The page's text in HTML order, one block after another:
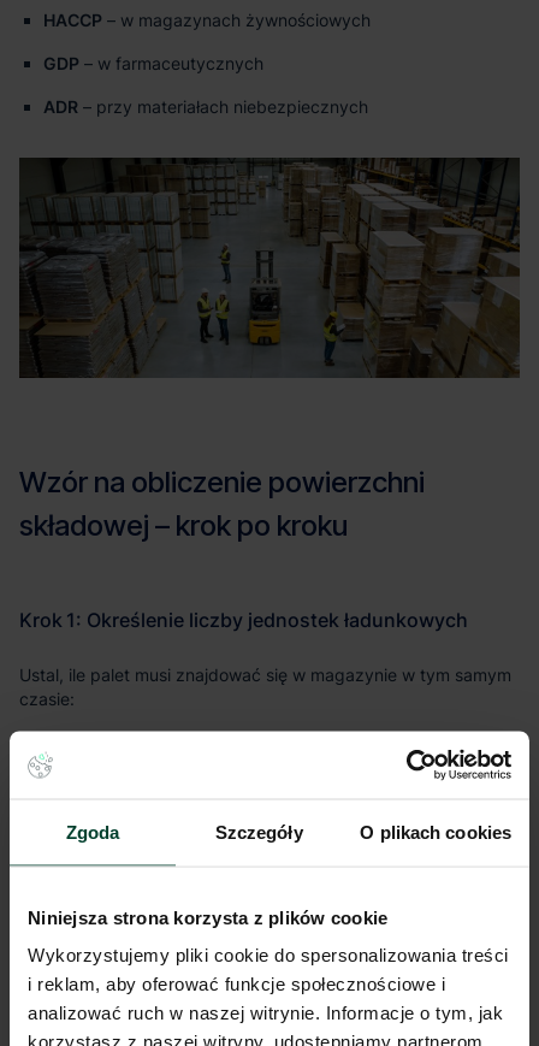
Zgoda Szczegóły O plikach cookies
Niniejsza strona korzysta z plików cookie
Wykorzystujemy pliki cookie do spersonalizowania treści
i reklam, aby oferować funkcje społecznościowe i
analizować ruch w naszej witrynie. Informacje o tym, jak
korzystasz z naszej witryny, udostępniamy partnerom
HACCP – w magazynach żywnościowych
GDP – w farmaceutycznych
ADR – przy materiałach niebezpiecznych
n = (D × t) / Q
– liczba jednostek ładunkowych [szt.]
D– dzienne zapotrzebowanie (sprzedaż/wysyłka)
– czas dostawy (lead time) [dni]
Q– liczba sztuk towaru w jednej jednostce ładunkowej
[szt./jednostkę]